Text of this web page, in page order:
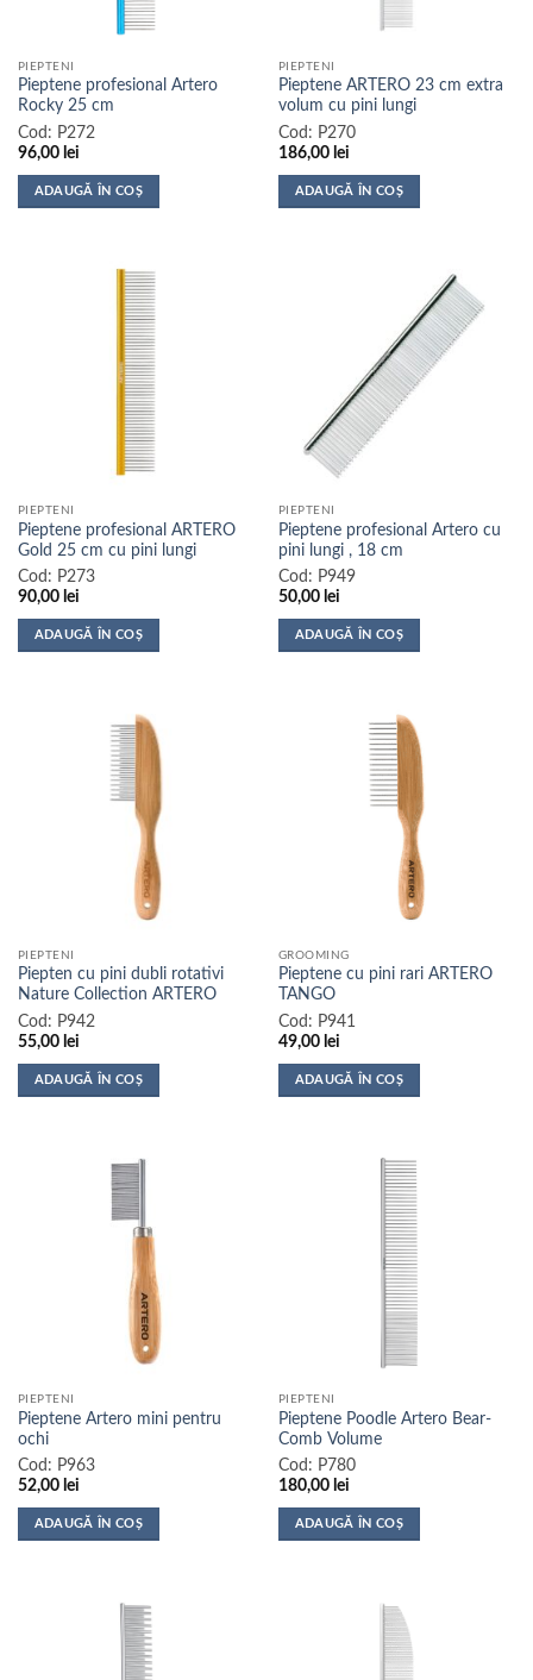
PIEPTENI
Pieptene profesional Artero
Rocky 25 cm
Cod: P272
96,00 lei
ADAUGĂ ÎN COȘ
PIEPTENI
Pieptene ARTERO 23 cm extra
volum cu pini lungi
Cod: P270
186,00 lei
ADAUGĂ ÎN COȘ
PIEPTENI
Pieptene profesional ARTERO
Gold 25 cm cu pini lungi
Cod: P273
90,00 lei
ADAUGĂ ÎN COȘ
PIEPTENI
Pieptene profesional Artero cu
pini lungi , 18 cm
Cod: P949
50,00 lei
ADAUGĂ ÎN COȘ
PIEPTENI
Piepten cu pini dubli rotativi
Nature Collection ARTERO
Cod: P942
55,00 lei
ADAUGĂ ÎN COȘ
GROOMING
Pieptene cu pini rari ARTERO
TANGO
Cod: P941
49,00 lei
ADAUGĂ ÎN COȘ
PIEPTENI
Pieptene Artero mini pentru
ochi
Cod: P963
52,00 lei
ADAUGĂ ÎN COȘ
PIEPTENI
Pieptene Poodle Artero Bear-
Comb Volume
Cod: P780
180,00 lei
ADAUGĂ ÎN COȘ